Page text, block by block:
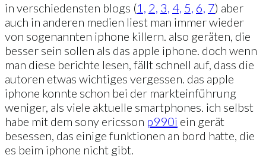
in verschiedensten blogs (1, 2, 3, 4, 5, 6, 7) aber
auch in anderen medien liest man immer wieder
von sogenannten iphone killern. also geräten, die
besser sein sollen als das apple iphone. doch wenn
man diese berichte lesen, fällt schnell auf, dass die
autoren etwas wichtiges vergessen. das apple
iphone konnte schon bei der markteinführung
weniger, als viele aktuelle smartphones. ich selbst
habe mit dem sony ericsson p990i ein gerät
besessen, das einige funktionen an bord hatte, die
es beim iphone nicht gibt.